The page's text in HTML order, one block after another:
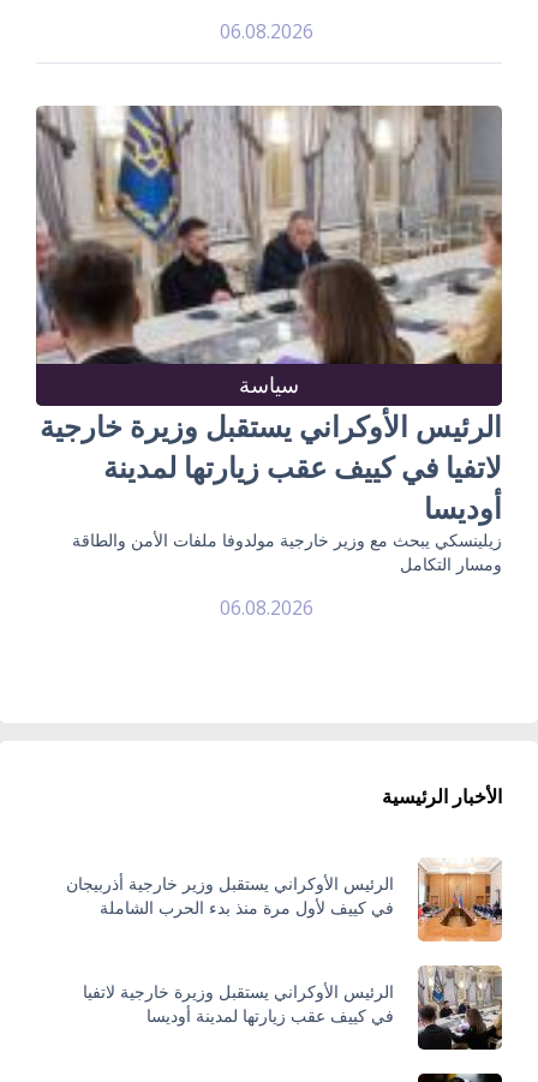
06.08.2026
سياسة
الرئيس الأوكراني يستقبل وزيرة خارجية
لاتفيا في كييف عقب زيارتها لمدينة
أوديسا
زيلينسكي يبحث مع وزير خارجية مولدوفا ملفات الأمن والطاقة
ومسار التكامل
06.08.2026
الأخبار الرئيسية
الرئيس الأوكراني يستقبل وزير خارجية أذربيجان
في كييف لأول مرة منذ بدء الحرب الشاملة
الرئيس الأوكراني يستقبل وزيرة خارجية لاتفيا
في كييف عقب زيارتها لمدينة أوديسا